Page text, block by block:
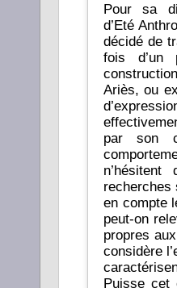
Pour sa
d’Eté
décidé de
fois d’un
Ariès, ou
par son
recherches
en compte
peut-on
propres
considère
Puisse cet